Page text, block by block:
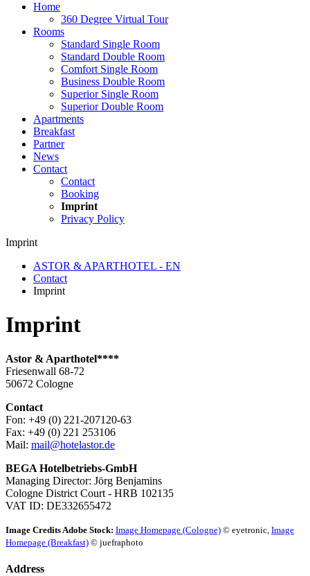
Home
360 Degree Virtual Tour
Rooms
Standard Single Room
Standard Double Room
Comfort Single Room
Business Double Room
Superior Single Room
Superior Double Room
Apartments
Breakfast
Partner
News
Contact
Contact
Booking
Imprint
Privacy Policy
Imprint
ASTOR & APARTHOTEL - EN
Contact
Imprint
Imprint
Astor & Aparthotel****
Friesenwall 68-72
50672 Cologne
Contact
Fon: +49 (0) 221-207120-63
Fax: +49 (0) 221 253106
Mail: mail@hotelastor.de
BEGA Hotelbetriebs-GmbH
Managing Director: Jörg Benjamins
Cologne District Court - HRB 102135
VAT ID: DE332655472
Image Credits Adobe Stock: Image Homepage (Cologne) © eyetronic, Image
Homepage (Breakfast) © juefraphoto
Address